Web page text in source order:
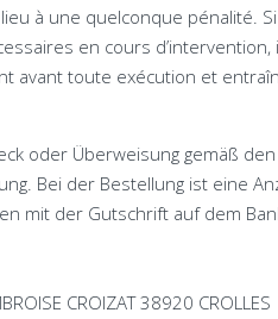
à une quelconque pénalité.
en cours d’intervention,
avant toute exécution et
oder Überweisung gemäß
Bei der Bestellung ist eine
mit der Gutschrift auf dem
CROIZAT38920 CROLLES